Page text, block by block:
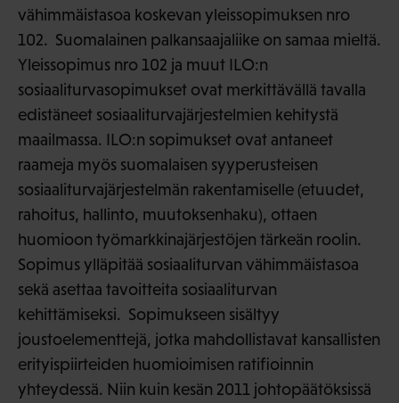
vähimmäistasoa koskevan yleissopimuksen nro
102. Suomalainen palkansaajaliike on samaa mieltä.
Yleissopimus nro 102 ja muut ILO:n
sosiaaliturvasopimukset ovat merkittävällä tavalla
edistäneet sosiaaliturvajärjestelmien kehitystä
maailmassa. ILO:n sopimukset ovat antaneet
raameja myös suomalaisen syyperusteisen
sosiaaliturvajärjestelmän rakentamiselle (etuudet,
rahoitus, hallinto, muutoksenhaku), ottaen
huomioon työmarkkinajärjestöjen tärkeän roolin.
Sopimus ylläpitää sosiaaliturvan vähimmäistasoa
sekä asettaa tavoitteita sosiaaliturvan
kehittämiseksi. Sopimukseen sisältyy
joustoelementtejä, jotka mahdollistavat kansallisten
erityispiirteiden huomioimisen ratifioinnin
yhteydessä. Niin kuin kesän 2011 johtopäätöksissä